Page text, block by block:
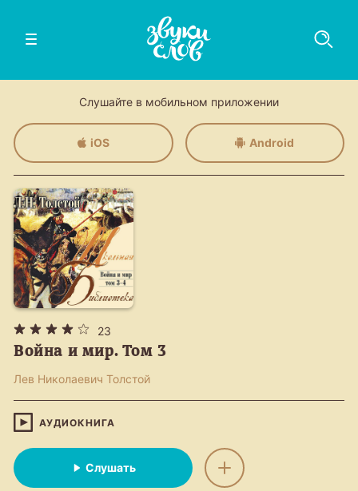
Слушайте в мобильном приложении
iOS Android
23
Война и мир. Том 3
Лев Николаевич Толстой
АУДИОКНИГА
Слушать